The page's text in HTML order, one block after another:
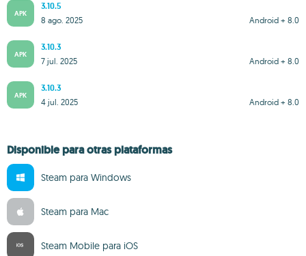
APK
3.10.5
Android + 8.0
8 ago. 2025
APK
3.10.3
Android + 8.0
7 jul. 2025
APK
3.10.3
Android + 8.0
4 jul. 2025
Disponible para otras plataformas
Steam para Windows
Steam para Mac
Steam Mobile para iOS